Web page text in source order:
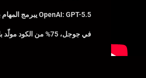
OpenAI: GPT-5.5 يبرمج المهام بذكاء متطور
في جوجل، 75% من الكود مولّد بالذكاء الاصطناعي